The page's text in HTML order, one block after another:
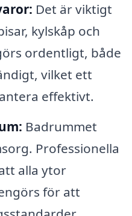
Det är viktigt
kylskåp och
ordentligt, både
vilket ett
effektivt.
Badrummet
Professionella
alla ytor
för att